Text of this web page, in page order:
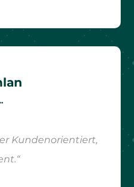
Kundenorientiert,